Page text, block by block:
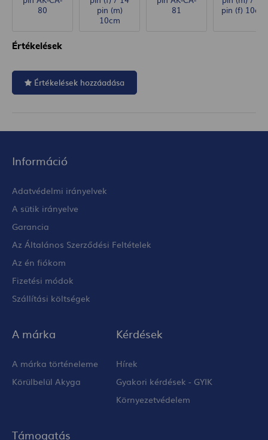
80
pin (m)
10cm
81
pin (f) 10cm
Értékelések
Értékelések hozzáadása
Információ
Adatvédelmi irányelvek
A sütik irányelve
Garancia
Az Általános Szerződési Feltételek
Az én fiókom
Fizetési módok
Szállítási költségek
A márka
A márka történeleme
Körülbelül Akyga
Kérdések
Hírek
Gyakori kérdések - GYIK
Környezetvédelem
Támogatás